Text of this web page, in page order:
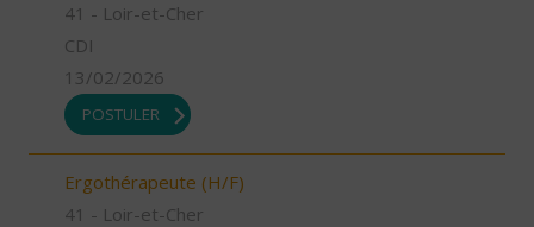
41 - Loir-et-Cher
CDI
13/02/2026
POSTULER
Ergothérapeute (H/F)
41 - Loir-et-Cher